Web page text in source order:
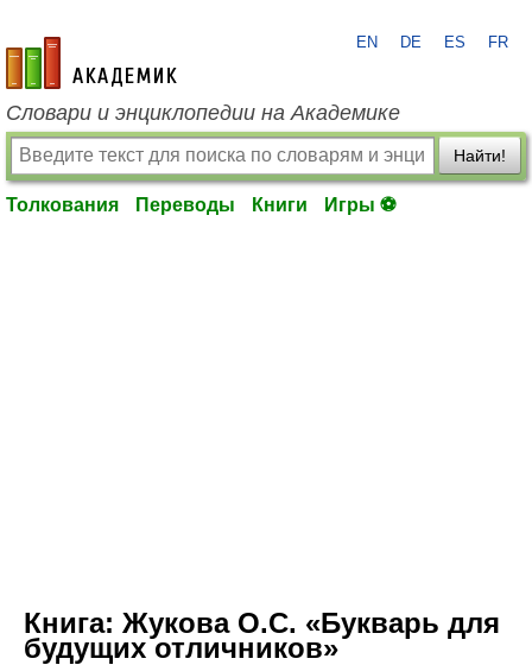
academic.ru
EN DE ES FR
Словари и энциклопедии на Академике
Найти!
Толкования Переводы Книги Игры ⚽
Книга: Жукова О.С. «Букварь для
будущих отличников»